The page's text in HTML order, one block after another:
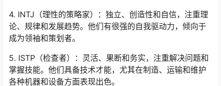
4. INTJ（理性的策略家）：独立、创造性和自信，注重理
论、规律和发展趋势。他们有很强的自我驱动力，倾向于
成为领袖和策划者。
5. ISTP（检查者）：灵活、果断和务实，注重解决问题和
掌握技能。他们具备技术才能，尤其在制造、运输和维护
各种机器和设备方面表现出色。